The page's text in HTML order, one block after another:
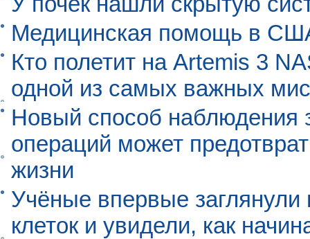
Медицинская помощь в
Кто полетит на Artemis 3
одной из самых важных
Новый способ наблюдения
операций может
жизни
Учёные впервые
клеток и увидели, как